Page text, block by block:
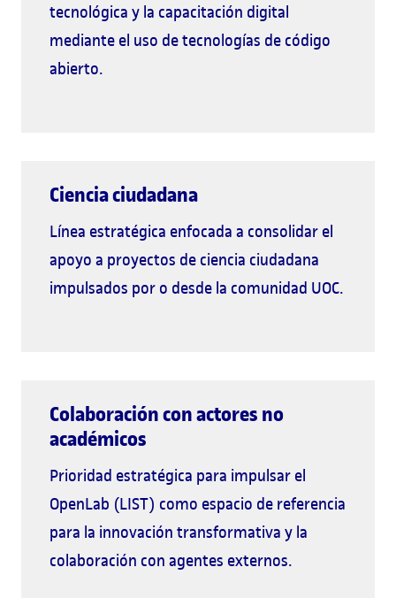
tecnológica y la capacitación digital
mediante el uso de tecnologías de código
abierto.
Ciencia ciudadana
Línea estratégica enfocada a consolidar el
apoyo a proyectos de ciencia ciudadana
impulsados por o desde la comunidad UOC.
Colaboración con actores no
académicos
Prioridad estratégica para impulsar el
OpenLab (LIST) como espacio de referencia
para la innovación transformativa y la
colaboración con agentes externos.